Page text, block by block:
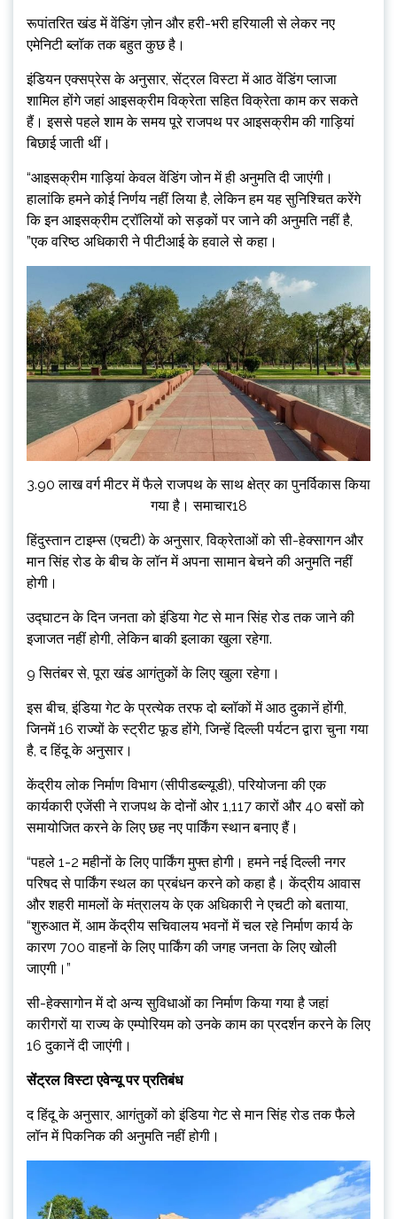
रूपांतरित खंड में वेंडिंग ज़ोन और हरी-भरी हरियाली से लेकर नए
एमेनिटी ब्लॉक तक बहुत कुछ है।
इंडियन एक्सप्रेस के अनुसार, सेंट्रल विस्टा में आठ वेंडिंग प्लाजा
शामिल होंगे जहां आइसक्रीम विक्रेता सहित विक्रेता काम कर सकते
हैं। इससे पहले शाम के समय पूरे राजपथ पर आइसक्रीम की गाड़ियां
बिछाई जाती थीं।
“आइसक्रीम गाड़ियां केवल वेंडिंग जोन में ही अनुमति दी जाएंगी।
हालांकि हमने कोई निर्णय नहीं लिया है, लेकिन हम यह सुनिश्चित करेंगे
कि इन आइसक्रीम ट्रॉलियों को सड़कों पर जाने की अनुमति नहीं है,
”एक वरिष्ठ अधिकारी ने पीटीआई के हवाले से कहा।
3.90 लाख वर्ग मीटर में फैले राजपथ के साथ क्षेत्र का पुनर्विकास किया
गया है। समाचार18
हिंदुस्तान टाइम्स (एचटी) के अनुसार, विक्रेताओं को सी-हेक्सागन और
मान सिंह रोड के बीच के लॉन में अपना सामान बेचने की अनुमति नहीं
होगी।
उद्घाटन के दिन जनता को इंडिया गेट से मान सिंह रोड तक जाने की
इजाजत नहीं होगी, लेकिन बाकी इलाका खुला रहेगा.
9 सितंबर से, पूरा खंड आगंतुकों के लिए खुला रहेगा।
इस बीच, इंडिया गेट के प्रत्येक तरफ दो ब्लॉकों में आठ दुकानें होंगी,
जिनमें 16 राज्यों के स्ट्रीट फूड होंगे, जिन्हें दिल्ली पर्यटन द्वारा चुना गया
है, द हिंदू के अनुसार।
केंद्रीय लोक निर्माण विभाग (सीपीडब्ल्यूडी), परियोजना की एक
कार्यकारी एजेंसी ने राजपथ के दोनों ओर 1,117 कारों और 40 बसों को
समायोजित करने के लिए छह नए पार्किंग स्थान बनाए हैं।
“पहले 1-2 महीनों के लिए पार्किंग मुफ्त होगी। हमने नई दिल्ली नगर
परिषद से पार्किंग स्थल का प्रबंधन करने को कहा है। केंद्रीय आवास
और शहरी मामलों के मंत्रालय के एक अधिकारी ने एचटी को बताया,
“शुरुआत में, आम केंद्रीय सचिवालय भवनों में चल रहे निर्माण कार्य के
कारण 700 वाहनों के लिए पार्किंग की जगह जनता के लिए खोली
जाएगी।”
सी-हेक्सागोन में दो अन्य सुविधाओं का निर्माण किया गया है जहां
कारीगरों या राज्य के एम्पोरियम को उनके काम का प्रदर्शन करने के लिए
16 दुकानें दी जाएंगी।
सेंट्रल विस्टा एवेन्यू पर प्रतिबंध
द हिंदू के अनुसार, आगंतुकों को इंडिया गेट से मान सिंह रोड तक फैले
लॉन में पिकनिक की अनुमति नहीं होगी।